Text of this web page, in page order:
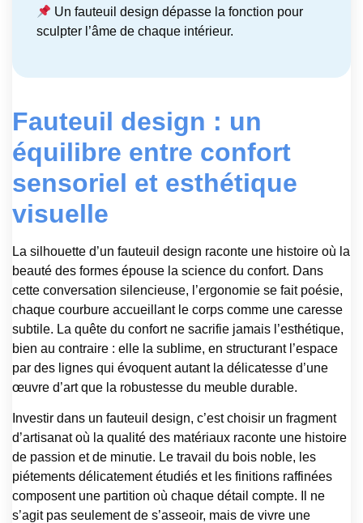
Un fauteuil design dépasse la fonction pour
sculpter l’âme de chaque intérieur.
Fauteuil design : un
équilibre entre confort
sensoriel et esthétique
visuelle
La silhouette d’un fauteuil design raconte une histoire où la
beauté des formes épouse la science du confort. Dans
cette conversation silencieuse, l’ergonomie se fait poésie,
chaque courbure accueillant le corps comme une caresse
subtile. La quête du confort ne sacrifie jamais l’esthétique,
bien au contraire : elle la sublime, en structurant l’espace
par des lignes qui évoquent autant la délicatesse d’une
œuvre d’art que la robustesse du meuble durable.
Investir dans un fauteuil design, c’est choisir un fragment
d’artisanat où la qualité des matériaux raconte une histoire
de passion et de minutie. Le travail du bois noble, les
piétements délicatement étudiés et les finitions raffinées
composent une partition où chaque détail compte. Il ne
s’agit pas seulement de s’asseoir, mais de vivre une